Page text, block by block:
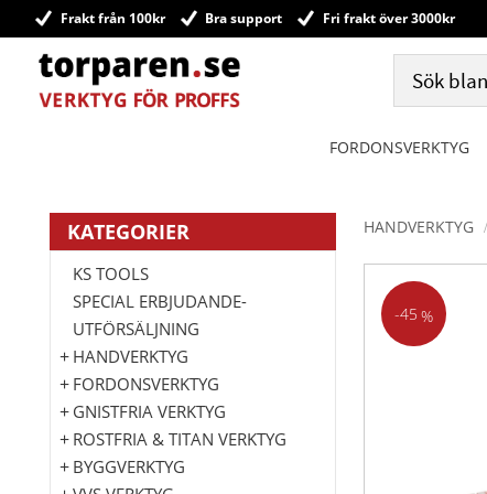
Frakt från 100kr Bra support Fri frakt över 3000kr
FORDONSVERKTYG
HANDVERKTYG
45 %
KATEGORIER
KS TOOLS
SPECIAL ERBJUDANDE-
UTFÖRSÄLJNING
HANDVERKTYG
FORDONSVERKTYG
GNISTFRIA VERKTYG
ROSTFRIA & TITAN VERKTYG
BYGGVERKTYG